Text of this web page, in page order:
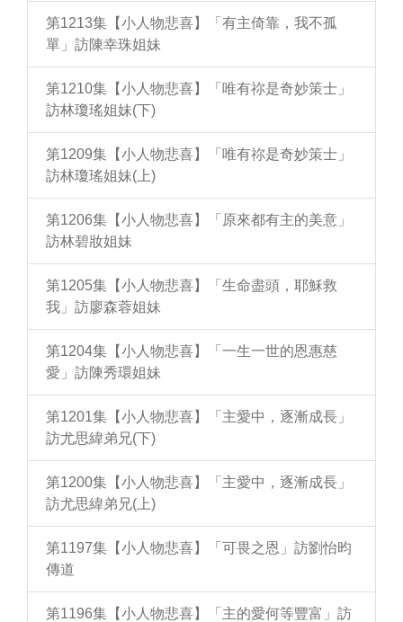
第1213集【小人物悲喜】「有主倚靠，我不孤
單」訪陳幸珠姐妹
第1210集【小人物悲喜】「唯有祢是奇妙策士」
訪林瓊瑤姐妹(下)
第1209集【小人物悲喜】「唯有祢是奇妙策士」
訪林瓊瑤姐妹(上)
第1206集【小人物悲喜】「原來都有主的美意」
訪林碧妝姐妹
第1205集【小人物悲喜】「生命盡頭，耶穌救
我」訪廖森蓉姐妹
第1204集【小人物悲喜】「一生一世的恩惠慈
愛」訪陳秀環姐妹
第1201集【小人物悲喜】「主愛中，逐漸成長」
訪尤思緯弟兄(下)
第1200集【小人物悲喜】「主愛中，逐漸成長」
訪尤思緯弟兄(上)
第1197集【小人物悲喜】「可畏之恩」訪劉怡昀
傳道
第1196集【小人物悲喜】「主的愛何等豐富」訪